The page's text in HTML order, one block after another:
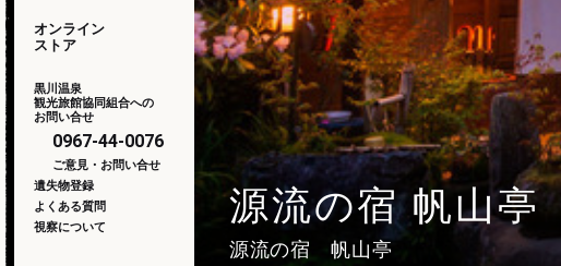
オンライン
ストア
黒川温泉
観光旅館協同組合への
お問い合せ
0967-44-0076
ご意見・お問い合せ
遺失物登録
よくある質問
視察について
源流の宿 帆山亭
源流の宿 帆山亭